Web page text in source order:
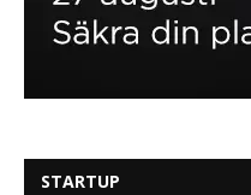
STARTUP